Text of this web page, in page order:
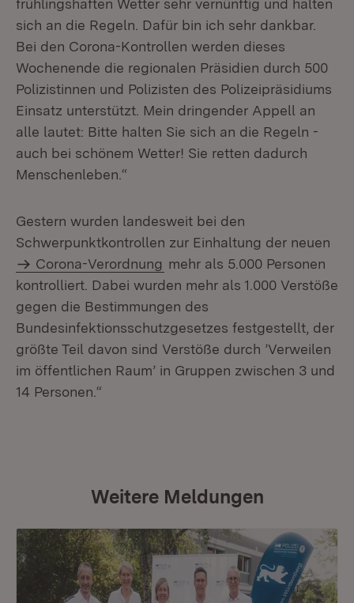
frühlingshaften Wetter sehr vernünftig und halten
sich an die Regeln. Dafür bin ich sehr dankbar.
Bei den Corona-Kontrollen werden dieses
Wochenende die regionalen Präsidien durch 500
Polizistinnen und Polizisten des Polizeipräsidiums
Einsatz unterstützt. Mein dringender Appell an
alle lautet: Bitte halten Sie sich an die Regeln -
auch bei schönem Wetter! Sie retten dadurch
Menschenleben.“
Gestern wurden landesweit bei den
Schwerpunktkontrollen zur Einhaltung der neuen
Corona-Verordnung mehr als 5.000 Personen
kontrolliert. Dabei wurden mehr als 1.000 Verstöße
gegen die Bestimmungen des
Bundesinfektionsschutzgesetzes festgestellt, der
größte Teil davon sind Verstöße durch ’Verweilen
im öffentlichen Raum’ in Gruppen zwischen 3 und
14 Personen.“
Weitere Meldungen